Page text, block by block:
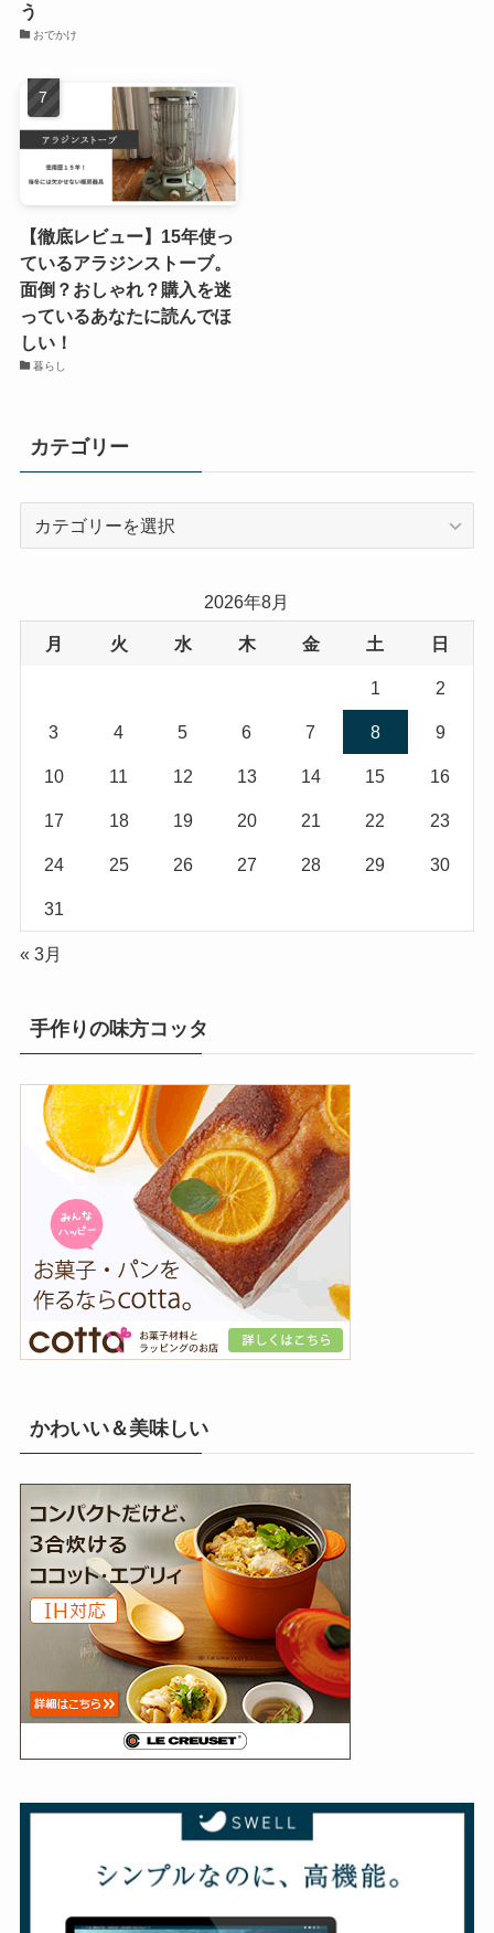
う
おでかけ
【徹底レビュー】15年使っ
ているアラジンストーブ。
面倒？おしゃれ？購入を迷
っているあなたに読んでほ
しい！
暮らし
カテゴリー
ー
2026年8月
月 火 水 木 金 土 日
1 2
3 4 5 6 7 8 9
10 11 12 13 14 15 16
17 18 19 20 21 22 23
24 25 26 27 28 29 30
31
« 3月
手作りの味方コッタ
かわいい＆美味しい